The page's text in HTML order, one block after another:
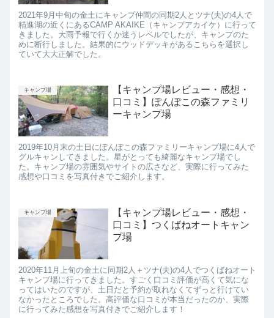
2021年9月中旬の金土にキャンプ仲間の同期2人とツナ(夫)の4人で
精進湖の近くにあるCAMP AKAIKE（キャンプアカイケ）に行って
きました。大雨予報で行くか迷うレベルでしたが、キャンプのた
めに断行しました。結果的にウッドデッキがあるこちらを選択し
ていて大大正解でした。
キャンプ場
【キャンプ場レビュー・感想・
口コミ】ぽんぽこの森ファミリ
ーキャンプ場
2019年10月末の土日にぽんぽこの森ファミリーキャンプ場に4人で
グルキャンしてきました。星がとっても綺麗なキャンプ場でし
た。キャンプ場の雰囲気やサイトの広さなど、実際に行ってみた
感想や口コミを写真付きでご紹介します。
キャンプ場
【キャンプ場レビュー・感想・
口コミ】つくばねオートキャン
プ場
2020年11月上旬の金土に同期2人＋ツナ(夫)の4人でつくばねオート
キャンプ場に行ってきました。すごく口コミ評価が高くて気にな
ってはいたのですが、土日だと予約が取れなくてずっと行けてい
なかったところでした。高評価な口コミが本当だったのか、実際
に行ってみた感想を写真付きでご紹介します！